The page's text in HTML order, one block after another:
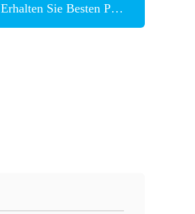
Erhalten Sie Besten Preis